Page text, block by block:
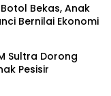
Bekas, Anak
Bernilai Ekonomi
Sultra Dorong
Pesisir